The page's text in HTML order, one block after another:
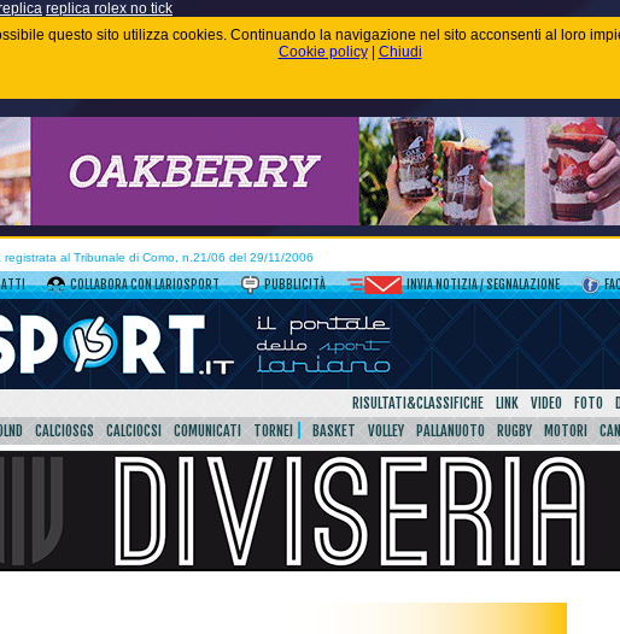
replica rolex no tick
questo sito utilizza cookies. Continuando la navigazione nel sito acconsenti al loro
Cookie policy| Chiudi
al Tribunale di Como, n.21/06 del 29/11/2006
COLLABORA CON LARIOSPORT PUBBLICITÀ INVIA NOTIZIA / SEGNALAZIONE
RISULTATI&CLASSIFICHE LINK VIDEO FOTO
CALCIOSGS CALCIOCSI COMUNICATI TORNEI BASKET VOLLEY PALLANUOTO RUGBY MOTORI